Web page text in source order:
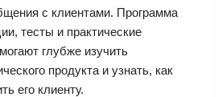
с клиентами. Программа
тесты и практические
глубже изучить
продукта и узнать, как
его клиенту.